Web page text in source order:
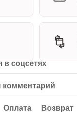
в соцсетях
Оплата Возврат